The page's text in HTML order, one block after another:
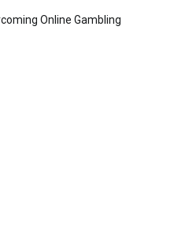
Online Gambling